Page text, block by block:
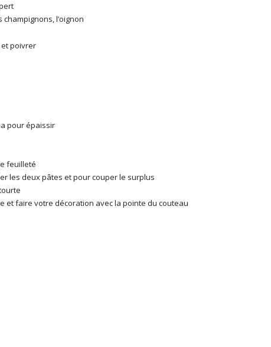
l’oignon
poivrer
pour épaissir
feuilleté
les deux pâtes et pour couper le surplus
et faire votre décoration avec la pointe du couteau